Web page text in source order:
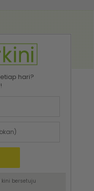
hari?
bersetuju